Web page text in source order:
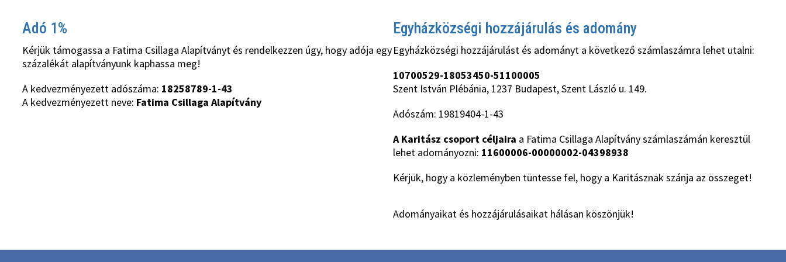
Adó 1%
Kérjük támogassa a Fatima Csillaga Alapítványt és rendelkezzen úgy, hogy adója egy
százalékát alapítványunk kaphassa meg!
A kedvezményezett adószáma: 18258789-1-43
A kedvezményezett neve: Fatima Csillaga Alapítvány
Egyházközségi hozzájárulás és adomány
Egyházközségi hozzájárulást és adományt a következő számlaszámra lehet utalni:
10700529-18053450-51100005
Szent István Plébánia, 1237 Budapest, Szent László u. 149.
Adószám: 19819404-1-43
A Karitász csoport céljaira a Fatima Csillaga Alapítvány számlaszámán keresztül
lehet adományozni: 11600006-00000002-04398938
Kérjük, hogy a közleményben tüntesse fel, hogy a Karitásznak szánja az összeget!
Adományaikat és hozzájárulásaikat hálásan köszönjük!